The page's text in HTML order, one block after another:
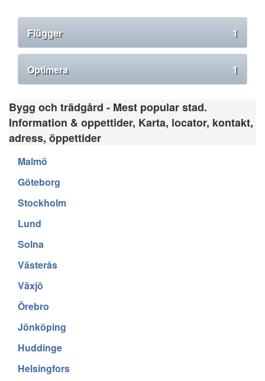
Flügger 1
Optimera 1
Bygg och trädgård - Mest popular stad.
Information & oppettider, Karta, locator, kontakt,
adress, öppettider
Malmö
Göteborg
Stockholm
Lund
Solna
Västerås
Växjö
Örebro
Jönköping
Huddinge
Helsingfors